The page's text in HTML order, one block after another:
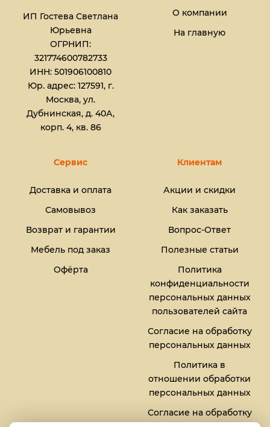
ИП Гостева Светлана
Юрьевна​
ОГРНИП:
321774600782733
ИНН: 501906100810
Юр. адрес: 127591, г.
Москва, ул.
Дубнинская, д. 40А,
корп. 4, кв. 86
О компании
На главную
Сервис
Доставка и оплата
Самовывоз
Возврат и гарантии
Мебель под заказ
Офёрта
Клиентам
Акции и скидки
Как заказать
Вопрос-Ответ
Полезные статьи
Политика
конфиденциальности
персональных данных
пользователей сайта
Согласие на обработку
персональных данных
Политика в
отношении обработки
персональных данных
Согласие на обработку